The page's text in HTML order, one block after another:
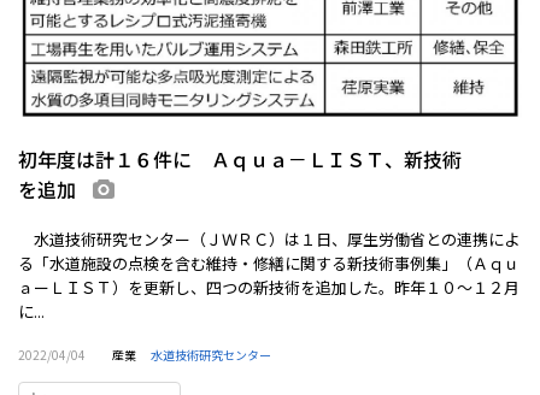
初年度は計１６件に Ａｑｕａ－ＬＩＳＴ、新技術
を追加
水道技術研究センター（ＪＷＲＣ）は１日、厚生労働省との連携によ
る「水道施設の点検を含む維持・修繕に関する新技術事例集」（Ａｑｕ
ａーＬＩＳＴ）を更新し、四つの新技術を追加した。昨年１０～１２月
に...
2022/04/04 産業 水道技術研究センター